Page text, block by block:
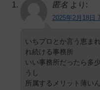
匿名 より:
2025年2月18日
いちプロとか言う恵ま
れ続ける事務所
いい事務所だったら多
うし
所属するメリット薄い